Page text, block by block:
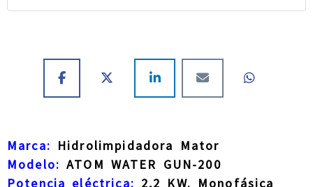
Marca: Hidrolimpidadora Mator
Modelo: ATOM WATER GUN-200
Potencia eléctrica: 2,2 KW. Monofásica